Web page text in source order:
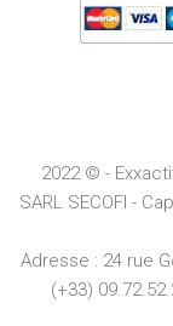
2022 © -
SARL SECOFI -
Adresse : 24 rue
(+33)